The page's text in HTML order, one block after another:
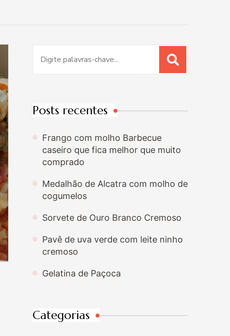
por:
Posts recentes
Frango com molho Barbecue
caseiro que fica melhor que muito
comprado
Medalhão de Alcatra com molho de
cogumelos
Sorvete de Ouro Branco Cremoso
Pavê de uva verde com leite ninho
cremoso
Gelatina de Paçoca
Categorias